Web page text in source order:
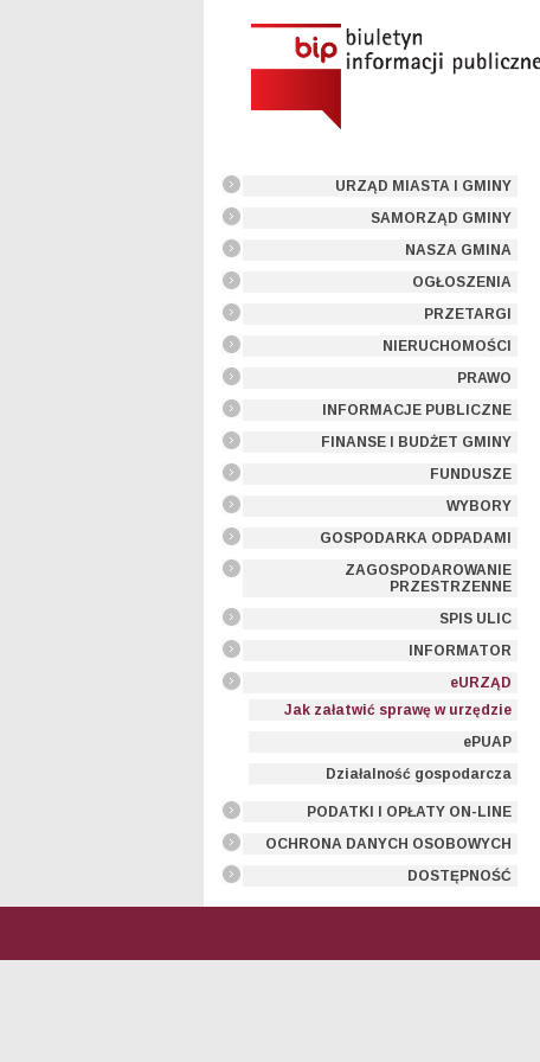
URZĄD MIASTA I GMINY
SAMORZĄD GMINY
NASZA GMINA
OGŁOSZENIA
PRZETARGI
NIERUCHOMOŚCI
PRAWO
INFORMACJE PUBLICZNE
FINANSE I BUDŻET GMINY
FUNDUSZE
WYBORY
GOSPODARKA ODPADAMI
ZAGOSPODAROWANIE
PRZESTRZENNE
SPIS ULIC
INFORMATOR
eURZĄD
Jak załatwić sprawę w urzędzie
ePUAP
Działalność gospodarcza
PODATKI I OPŁATY ON-LINE
OCHRONA DANYCH OSOBOWYCH
DOSTĘPNOŚĆ